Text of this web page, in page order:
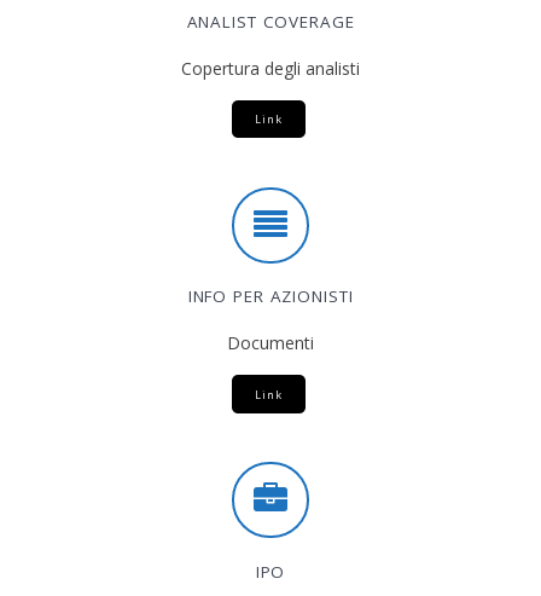
ANALIST COVERAGE
Copertura degli analisti
Link
INFO PER AZIONISTI
Documenti
Link
IPO